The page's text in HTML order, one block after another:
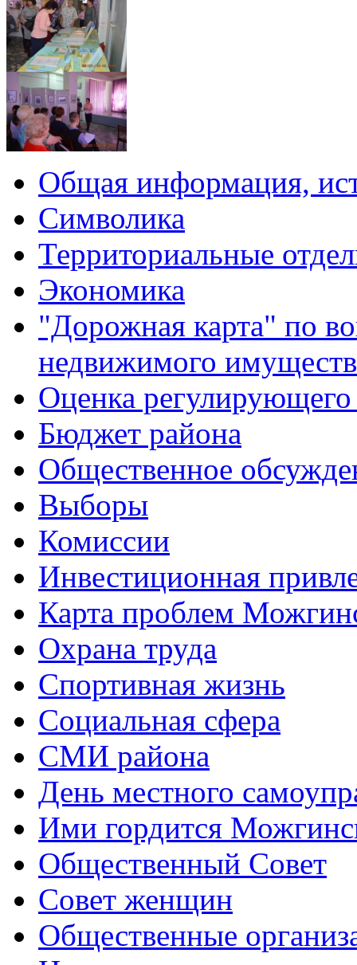
Общая информация,
Символика
Территориальные
Экономика
"Дорожная карта" по
недвижимого
Оценка регулирующего
Бюджет района
Общественное
Выборы
Комиссии
Инвестиционная
Карта проблем
Охрана труда
Спортивная жизнь
Социальная сфера
СМИ района
День местного
Ими гордится
Общественный Совет
Совет женщин
Общественные